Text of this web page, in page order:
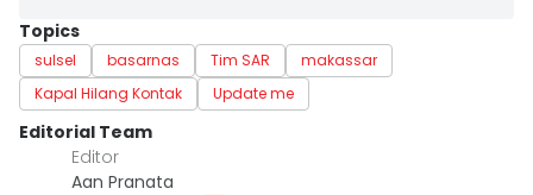
Topics
sulsel basarnas Tim SAR
makassar
Kapal Hilang Kontak
Update me
Editorial Team
Editor
Aan Pranata